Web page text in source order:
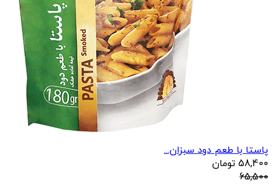
پاستا با طعم دود سبزان...
58,400 تومان
65,500